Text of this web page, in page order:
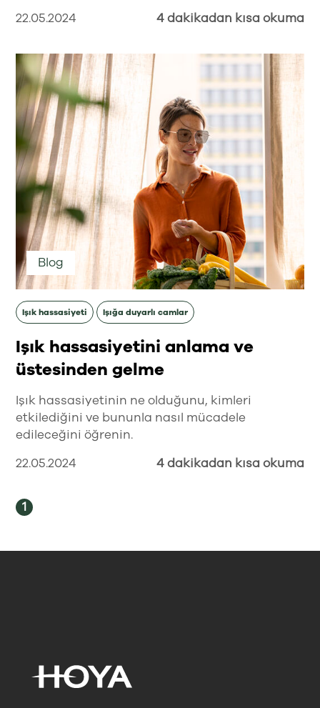
22.05.2024
4 dakikadan kısa okuma
Blog
Işık hassasiyeti Işığa duyarlı camlar
Işık hassasiyetini anlama ve
üstesinden gelme
Işık hassasiyetinin ne olduğunu, kimleri
etkilediğini ve bununla nasıl mücadele
edileceğini öğrenin.
22.05.2024
4 dakikadan kısa okuma
1